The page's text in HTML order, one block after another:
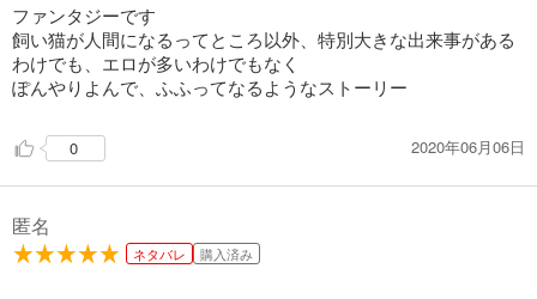
ファンタジーです
飼い猫が人間になるってところ以外、特別大きな出来事がある
わけでも、エロが多いわけでもなく
ぽんやりよんで、ふふってなるようなストーリー
0 2020年06月06日
匿名
ネタバレ 購入済み